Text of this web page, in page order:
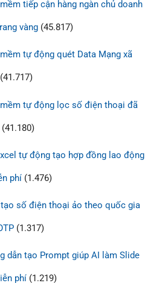
tiếp cận hàng ngàn chủ doanh
vàng (45.817)
mềm tự động quét Data Mạng xã
(41.717)
mềm tự động lọc số điện thoại đã
(41.180)
tự động tạo hợp đồng lao động
phí (1.476)
số điện thoại ảo theo quốc gia
(1.317)
dẫn tạo Prompt giúp AI làm Slide
phí (1.219)